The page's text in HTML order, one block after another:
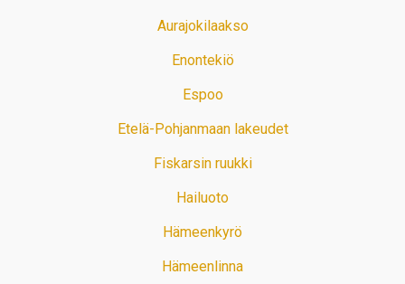
Aurajokilaakso
Enontekiö
Espoo
Etelä-Pohjanmaan lakeudet
Fiskarsin ruukki
Hailuoto
Hämeenkyrö
Hämeenlinna